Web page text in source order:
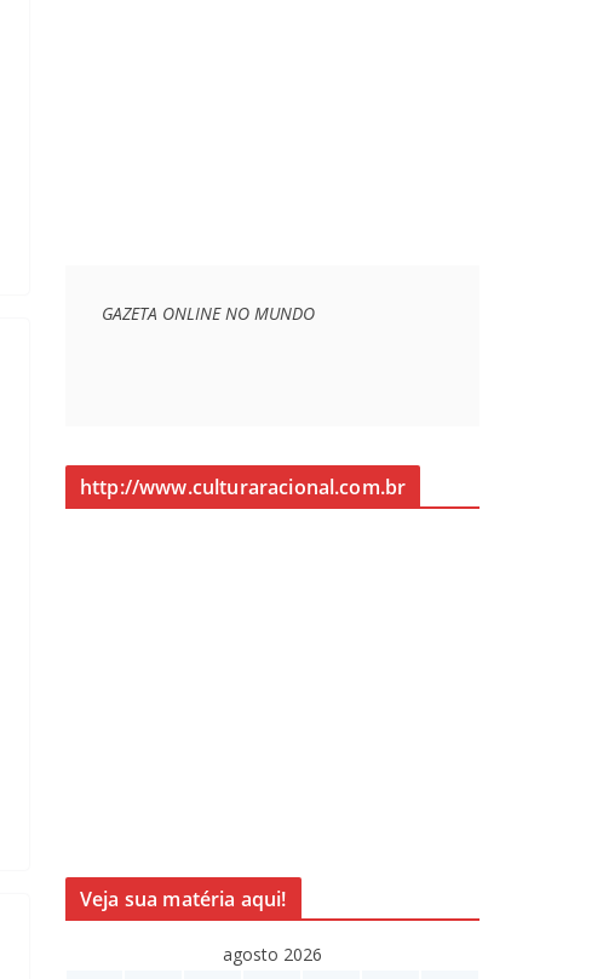
GAZETA ONLINE NO MUNDO
http://www.culturaracional.com.br
Veja sua matéria aqui!
agosto 2026